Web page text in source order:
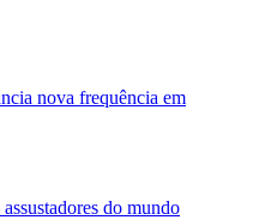
nova frequência em
do mundo